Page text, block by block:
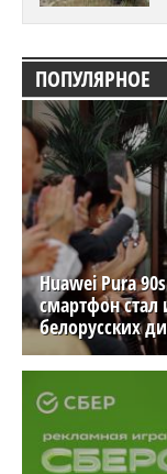
ПОПУЛЯРНОЕ
Huawei Pura
смартфон
белорусских